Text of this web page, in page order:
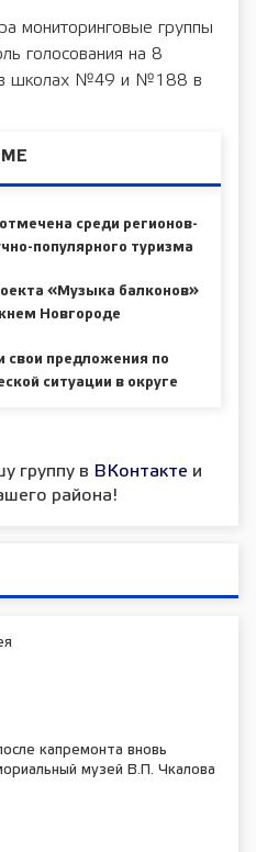
мониторинговые группы
голосования на 8
в школах №49 и №188 в
среди регионов-
популярного туризма
«Музыка балконов»
Новгороде
свои предложения по
ситуации в округе
группу в ВКонтакте и
района!
капремонта вновь
музей В.П. Чкалова